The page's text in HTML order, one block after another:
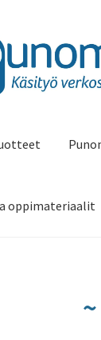
oppimateriaalit
~